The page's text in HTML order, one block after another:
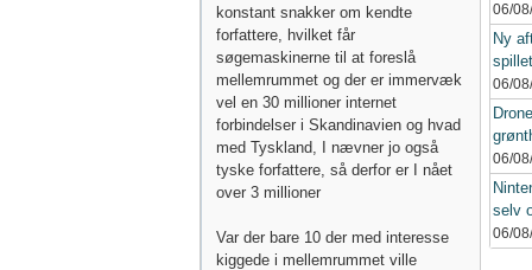
konstant snakker om kendte
forfattere, hvilket får
søgemaskinerne til at foreslå
mellemrummet og der er immervæk
vel en 30 millioner internet
forbindelser i Skandinavien og hvad
med Tyskland, I nævner jo også
tyske forfattere, så derfor er I nået
over 3 millioner
Var der bare 10 der med interesse
kiggede i mellemrummet ville
06/
Ny
06/
06/
selv
06/